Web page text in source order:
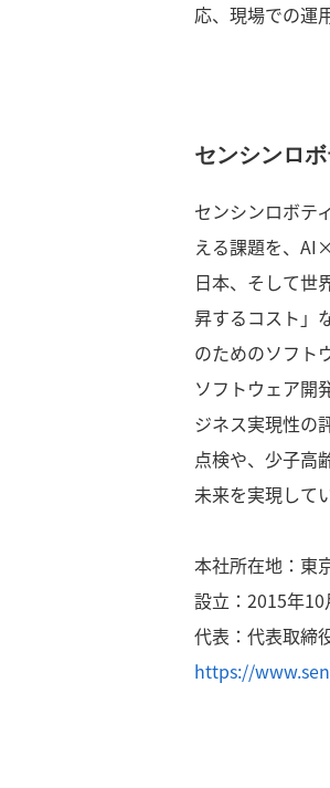
応、現場での運
センシンロ
センシンロボテ
える課題を、
日本、そして世
昇するコスト」
のためのソフト
ソフトウェア開
ジネス実現性の
点検や、少子高
未来を実現して
本社所在地：東
設立：2015年10
代表：代表取締
https://